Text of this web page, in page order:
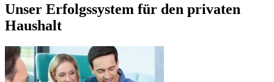
Unser Erfolgssystem für den privaten
Haushalt